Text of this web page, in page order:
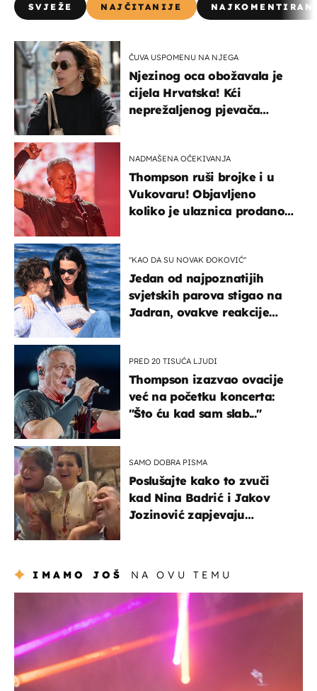
SVJEŽE NAJČITANIJE
ČUVA USPOMENU NA NJEGA
Njezinog oca obožavala je
cijela Hrvatska! Kći
neprežaljenog pjevača
NADMAŠENA OČEKIVANJA
Thompson ruši brojke i u
Vukovaru! Objavljeno
koliko je ulaznica prodano
"KAO DA SU NOVAK ĐOKOVIĆ"
Jedan od najpoznatijih
svjetskih parova stigao na
Jadran, ovakve reakcije
PRED 20 TISUĆA LJUDI
Thompson izazvao ovacije
već na početku koncerta:
"Što ću kad sam slab..."
SAMO DOBRA PISMA
Poslušajte kako to zvuči
kad Nina Badrić i Jakov
Jozinović zapjevaju
IMAMO JOŠ NA OVU TEMU